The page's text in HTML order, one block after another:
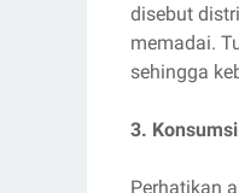
disebut
memadai.
sehingga
3. Konsumsi
Perhatikan